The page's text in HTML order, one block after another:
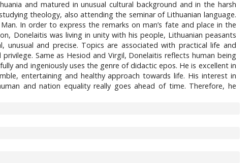
and matured in unusual cultural background and in the harsh
theology, also attending the seminar of Lithuanian language.
In order to express the remarks on man’s fate and place in the
Donelaitis was living in unity with his people, Lithuanian peasants
and precise. Topics are associated with practical life and
Same as Hesiod and Virgil, Donelaitis reflects human being
and ingeniously uses the genre of didactic epos. He is excellent in
entertaining and healthy approach towards life. His interest in
and nation equality really goes ahead of time. Therefore, he